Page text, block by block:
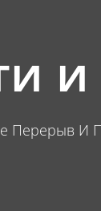
Перерыв И